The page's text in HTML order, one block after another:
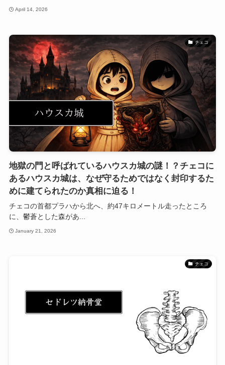
April 14, 2026
チェコ
地獄の門と呼ばれているハウスカ城の謎！？チェコに
あるハウスカ城は、なぜ守るためではなく封印するた
めに建てられたのか真相に迫る！
チェコの首都プラハから北へ、約47キロメートル走ったところ
に、鬱蒼とした森があ...
January 21, 2026
チェコ